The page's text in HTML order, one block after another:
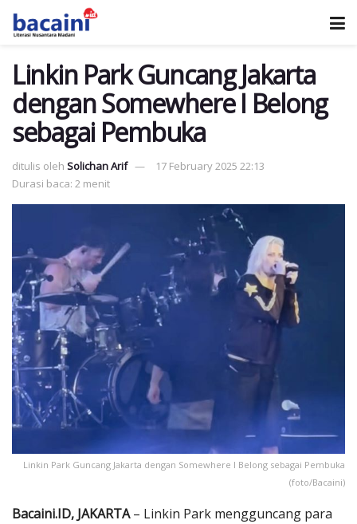
Linkin Park Guncang Jakarta
dengan Somewhere I Belong
sebagai Pembuka
ditulis oleh Solichan Arif
17 February 2025 22:13
Durasi baca: 2 menit
Linkin Park Guncang Jakarta dengan Somewhere I Belong sebagai Pembuka
(foto/Bacaini)
Bacaini.ID, JAKARTA– Linkin Park mengguncang para